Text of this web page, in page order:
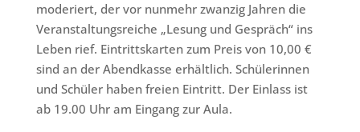
moderiert, der vor nunmehr zwanzig Jahren die
Veranstaltungsreiche „Lesung und Gespräch“ ins
Leben rief. Eintrittskarten zum Preis von 10,00 €
sind an der Abendkasse erhältlich. Schülerinnen
und Schüler haben freien Eintritt. Der Einlass ist
ab 19.00 Uhr am Eingang zur Aula.